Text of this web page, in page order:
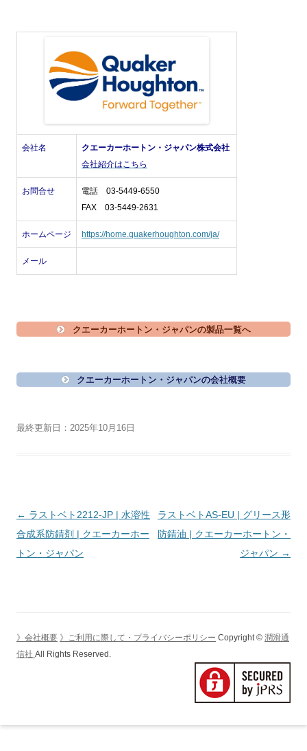
会社名
クエーカーホートン・ジャパン株式会社
会社紹介はこちら
お問合せ
電話 03-5449-6550
FAX 03-5449-2631
ホームページ https://home.quakerhoughton.com/ja/
メール
クエーカーホートン・ジャパンの製品一覧へ
クエーカーホートン・ジャパンの会社概要
最終更新日：2025年10月16日
投
稿
ナ
ョ
← ラストベト2212-JP | 水溶性
合成系防錆剤 | クエーカーホー
トン・ジャパン
ラストベトAS-EU | グリース形
防錆油 | クエーカーホートン・
ジャパン →
》会社概要 》ご利用に際して・プライバシーポリシー Copyright © 潤滑通
信社 All Rights Reserved.